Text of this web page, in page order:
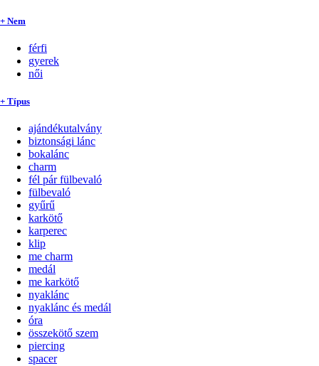
+ Nem
férfi
gyerek
női
+ Típus
ajándékutalvány
biztonsági lánc
bokalánc
charm
fél pár fülbevaló
fülbevaló
gyűrű
karkötő
karperec
klip
me charm
medál
me karkötő
nyaklánc
nyaklánc és medál
óra
összekötő szem
piercing
spacer